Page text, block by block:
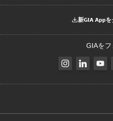
新GIA App
GIAをフ